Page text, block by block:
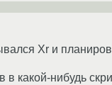
Xr и
в какой-нибудь